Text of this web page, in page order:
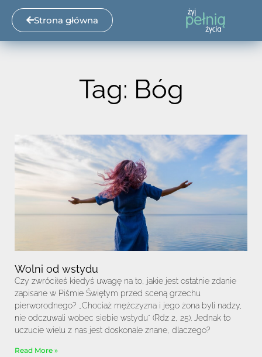
Strona główna
Tag: Bóg
Wolni od wstydu
Czy zwróciłeś kiedyś uwagę na to, jakie jest ostatnie zdanie
zapisane w Piśmie Świętym przed sceną grzechu
pierworodnego? „Chociaż mężczyzna i jego żona byli nadzy,
nie odczuwali wobec siebie wstydu” (Rdz 2, 25). Jednak to
uczucie wielu z nas jest doskonale znane, dlaczego?
Read More »